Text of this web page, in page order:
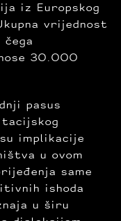
iz Europskog
vrijednost
30.000
pasus
implikacije
u ovom
same
ishoda
u širu